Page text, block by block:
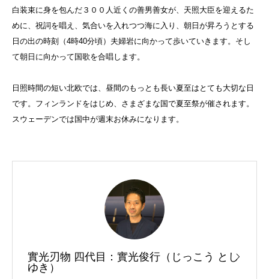
白装束に身を包んだ３００人近くの善男善女が、天照大臣を迎えるた
めに、祝詞を唱え、気合いを入れつつ海に入り、朝日が昇ろうとする
日の出の時刻（4時40分頃）夫婦岩に向かって歩いていきます。そし
て朝日に向かって国歌を合唱します。
日照時間の短い北欧では、昼間のもっとも長い夏至はとても大切な日
です。フィンランドをはじめ、さまざまな国で夏至祭が催されます。
スウェーデンでは国中が週末お休みになります。
實光刃物 四代目：實光俊行（じっこう とし
ゆき）